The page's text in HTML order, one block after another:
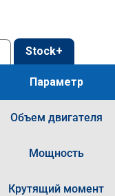
Stock+
Параметр
Объем двигателя
Мощность
Крутящий момент